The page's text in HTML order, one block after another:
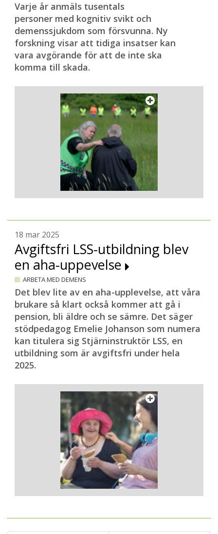
Varje år anmäls tusentals
personer med kognitiv svikt och
demenssjukdom som försvunna. Ny
forskning visar att tidiga insatser kan
vara avgörande för att de inte ska
komma till skada.
18 mar 2025
Avgiftsfri LSS-utbildning blev
en aha-uppevelse
ARBETA MED DEMENS
Det blev lite av en aha-upplevelse, att våra
brukare så klart också kommer att gå i
pension, bli äldre och se sämre. Det säger
stödpedagog Emelie Johanson som numera
kan titulera sig Stjärninstruktör LSS, en
utbildning som är avgiftsfri under hela
2025.